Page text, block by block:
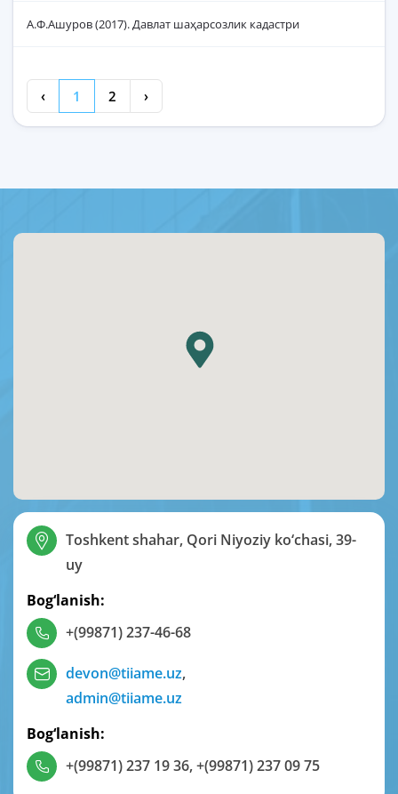
А.Ф.Ашуров (2017). Давлат шаҳарсозлик кадастри
‹ 1 2 ›
Toshkent shahar, Qori Niyoziy ko‘chasi, 39-
uy
Bog‘lanish:
+(99871) 237-46-68
devon@tiiame.uz,
admin@tiiame.uz
Bog‘lanish:
+(99871) 237 19 36,+(99871) 237 09 75